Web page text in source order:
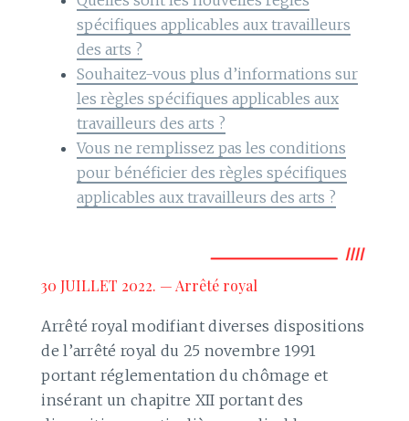
spécifiques applicables aux travailleurs
des arts ?
Souhaitez-vous plus d’informations sur
les règles spécifiques applicables aux
travailleurs des arts ?
Vous ne remplissez pas les conditions
pour bénéficier des règles spécifiques
applicables aux travailleurs des arts ?
30 JUILLET 2022. — Arrêté royal
Arrêté royal modifiant diverses dispositions
de l’arrêté royal du 25 novembre 1991
portant réglementation du chômage et
insérant un chapitre XII portant des